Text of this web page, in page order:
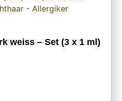
weiss – Set (3 x 1 ml)